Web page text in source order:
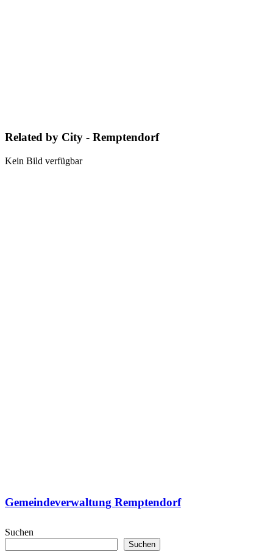
Related by City - Remptendorf
Kein Bild verfügbar
Gemeindeverwaltung Remptendorf
Suchen
Suchen